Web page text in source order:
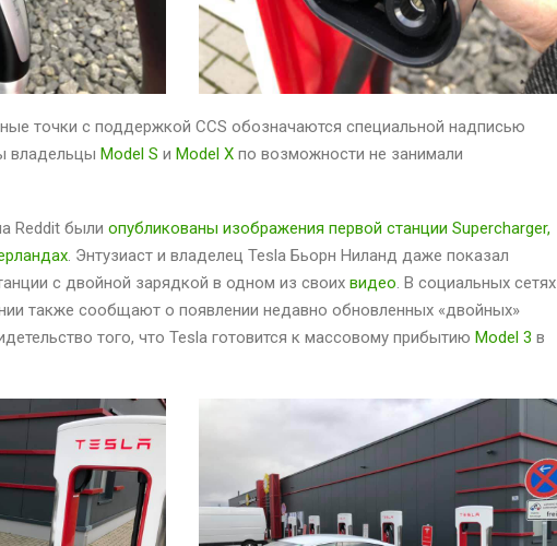
точки с поддержкой CCS обозначаются специальной надписью
владельцы Model S и Model X по возможности не занимали
Reddit были опубликованы изображения первой станции Supercharger,
. Энтузиаст и владелец Tesla Бьорн Ниланд даже показал
с двойной зарядкой в ​​одном из своих видео. В социальных сетях
также сообщают о появлении недавно обновленных «двойных»
того, что Tesla готовится к массовому прибытию Model 3 в